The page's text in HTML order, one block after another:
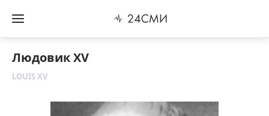
Людовик XV
LOUIS XV